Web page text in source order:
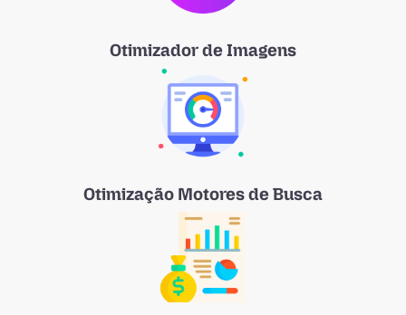
Otimizador de Imagens
Otimização Motores de Busca